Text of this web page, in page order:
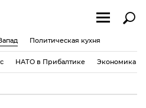
Политическая кухня
НАТО в Прибалтике Экономика